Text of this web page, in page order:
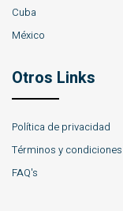
Cuba
México
Otros Links
Política de privacidad
Términos y condiciones
FAQ's